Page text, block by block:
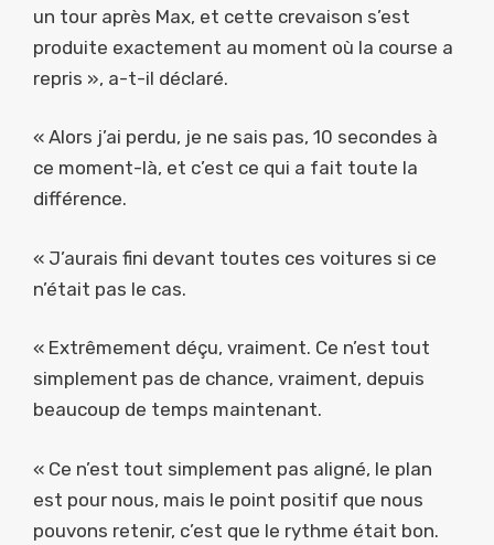
un tour après Max, et cette crevaison s’est
produite exactement au moment où la course a
repris », a-t-il déclaré.
« Alors j’ai perdu, je ne sais pas, 10 secondes à
ce moment-là, et c’est ce qui a fait toute la
différence.
« J’aurais fini devant toutes ces voitures si ce
n’était pas le cas.
« Extrêmement déçu, vraiment. Ce n’est tout
simplement pas de chance, vraiment, depuis
beaucoup de temps maintenant.
« Ce n’est tout simplement pas aligné, le plan
est pour nous, mais le point positif que nous
pouvons retenir, c’est que le rythme était bon.